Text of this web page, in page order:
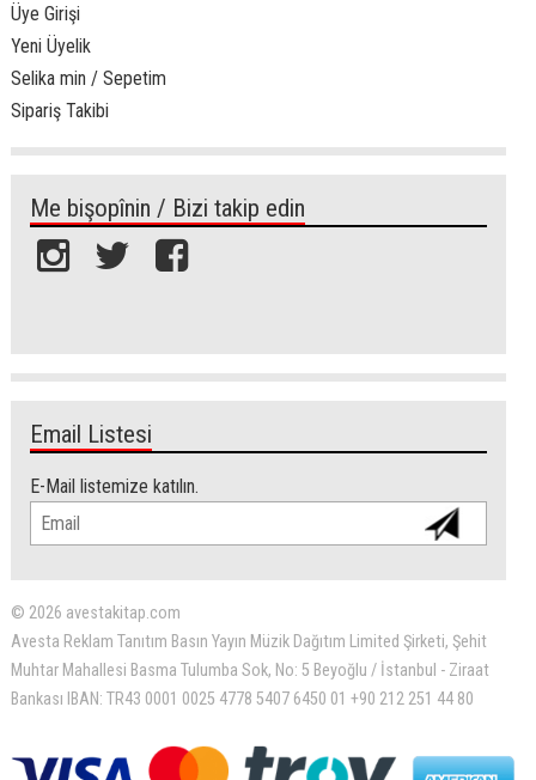
Üye Girişi
Yeni Üyelik
Selika min / Sepetim
Sipariş Takibi
Me bişopînin / Bizi takip edin
Email Listesi
E-Mail listemize katılın.
© 2026 avestakitap.com
Avesta Reklam Tanıtım Basın Yayın Müzik Dağıtım Limited Şirketi, Şehit
Muhtar Mahallesi Basma Tulumba Sok, No: 5 Beyoğlu / İstanbul - Ziraat
Bankası IBAN: TR43 0001 0025 4778 5407 6450 01 +90 212 251 44 80